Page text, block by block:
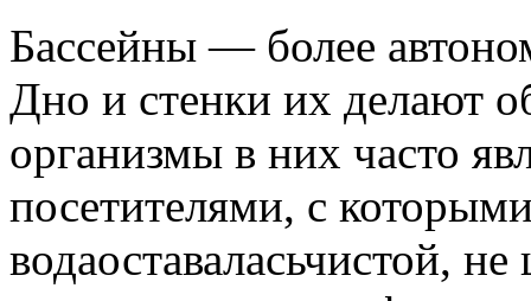
Бассейны — более
Дно и стенки их делают
организмы в них часто
посетителями, с
водаоставаласьчистой,